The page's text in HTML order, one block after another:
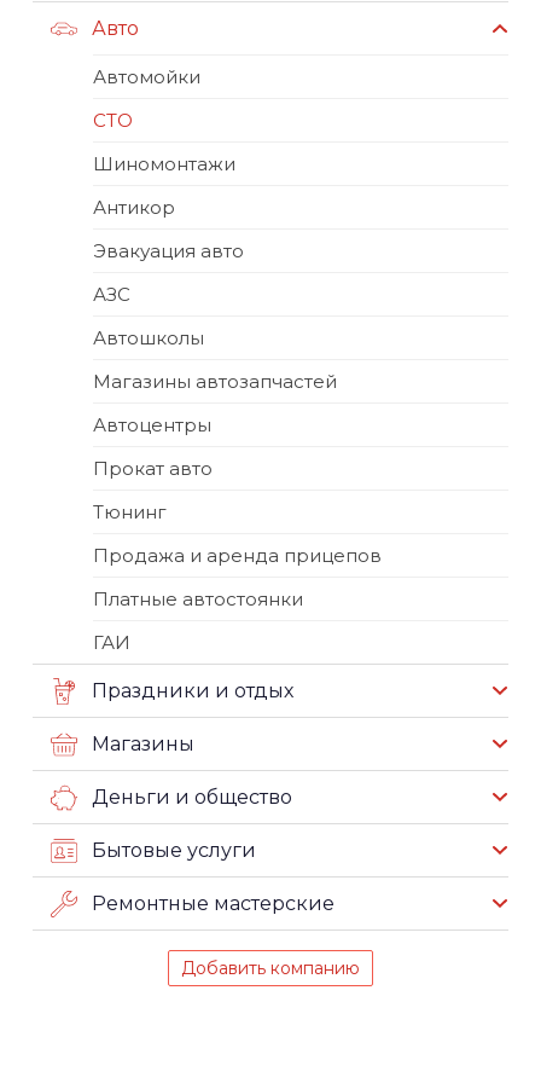
Авто
Автомойки
СТО
Шиномонтажи
Антикор
Эвакуация авто
АЗС
Автошколы
Магазины автозапчастей
Автоцентры
Прокат авто
Тюнинг
Продажа и аренда прицепов
Платные автостоянки
ГАИ
Праздники и отдых
Магазины
Деньги и общество
Бытовые услуги
Ремонтные мастерские
Добавить компанию